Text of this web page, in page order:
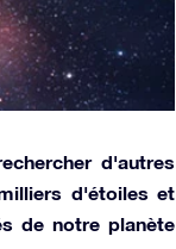
d'autres
d'étoiles et
de notre planète